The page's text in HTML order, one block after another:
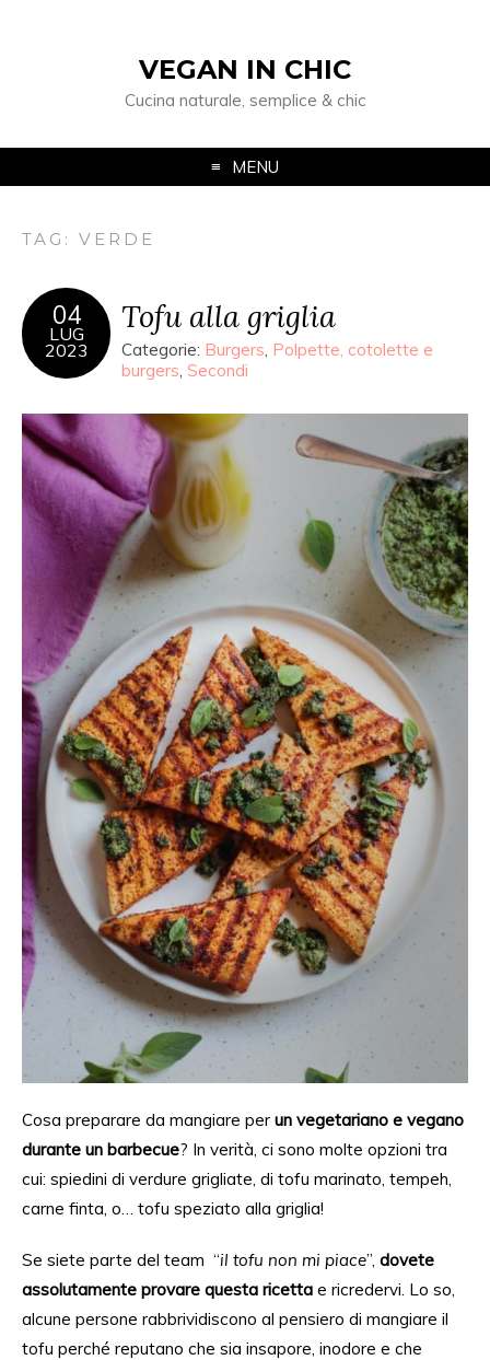
VEGAN IN CHIC
Cucina naturale, semplice & chic
MENU
TAG: VERDE
04
LUG
2023
Tofu alla griglia
Categorie: Burgers, Polpette, cotolette e
burgers, Secondi
Cosa preparare da mangiare per un vegetariano e vegano
durante un barbecue? In verità, ci sono molte opzioni tra
cui: spiedini di verdure grigliate, di tofu marinato, tempeh,
carne finta, o… tofu speziato alla griglia!
Se siete parte del team “il tofu non mi piace”, dovete
assolutamente provare questa ricetta e ricredervi. Lo so,
alcune persone rabbrividiscono al pensiero di mangiare il
tofu perché reputano che sia insapore, inodore e che